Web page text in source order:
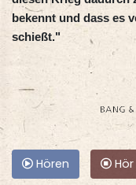
bekennt und dass es
schießt."
Hören